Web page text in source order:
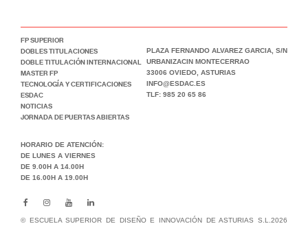
FP SUPERIOR
DOBLES TITULACIONES
DOBLE TITULACIÓN INTERNACIONAL
MASTER FP
TECNOLOGÍA Y CERTIFICACIONES
ESDAC
NOTICIAS
JORNADA DE PUERTAS ABIERTAS
PLAZA FERNANDO ALVAREZ GARCIA, S/N
URBANIZACIN MONTECERRAO
33006 OVIEDO, ASTURIAS
INFO@ESDAC.ES
TLF: 985 20 65 86
HORARIO DE ATENCIÓN:
DE LUNES A VIERNES
DE 9.00H A 14.00H
DE 16.00H A 19.00H
© ESCUELA SUPERIOR DE DISEÑO E INNOVACIÓN DE ASTURIAS S.L.2026